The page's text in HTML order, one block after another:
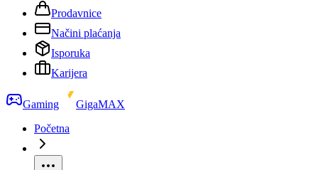
Prodavnice
Načini plaćanja
Isporuka
Karijera
Gaming
GigaMAX
Početna